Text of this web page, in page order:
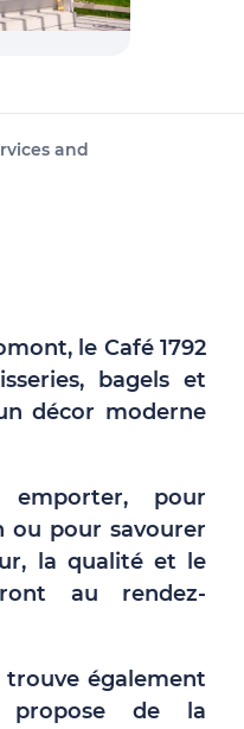
and
le Café 1792
bagels et
décor moderne
pour
ou pour savourer
la qualité et le
au rendez-
trouve également
propose de la